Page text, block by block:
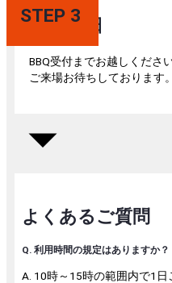
STEP 3
BBQ 当日
BBQ受付までお越しください
ご来場お待ちしております。
よくあるご質問
Q. 利用時間の規定はありますか？
A. 10時～15時の範囲内で1日